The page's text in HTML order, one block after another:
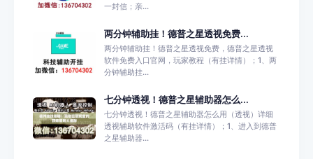
一封信；亲...
两分钟辅助挂！德普之星透视免费...
两分钟辅助挂！德普之星透视免费，德普之星透视
软件免费入口官网，玩家教程（有挂详情）；1、两
分钟辅助挂...
七分钟透视！德普之星辅助器怎么...
七分钟透视！德普之星辅助器怎么用（透视）详细
透视辅助软件激活码（有挂详情）；1、进入到德普
之星辅助器...